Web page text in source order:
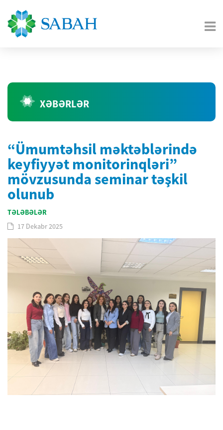
XƏBƏRLƏR
“Ümumtəhsil məktəblərində
keyfiyyət monitorinqləri”
mövzusunda seminar təşkil
olunub
TƏLƏBƏLƏR
17 Dekabr 2025